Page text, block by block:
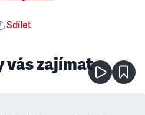
Sdílet
vás zajímat